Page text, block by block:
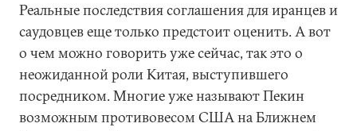
Реальные последствия соглашения для иранцев и
саудовцев еще только предстоит оценить. А вот
о чем можно говорить уже сейчас, так это о
неожиданной роли Китая, выступившего
посредником. Многие уже называют Пекин
возможным противовесом США на Ближнем